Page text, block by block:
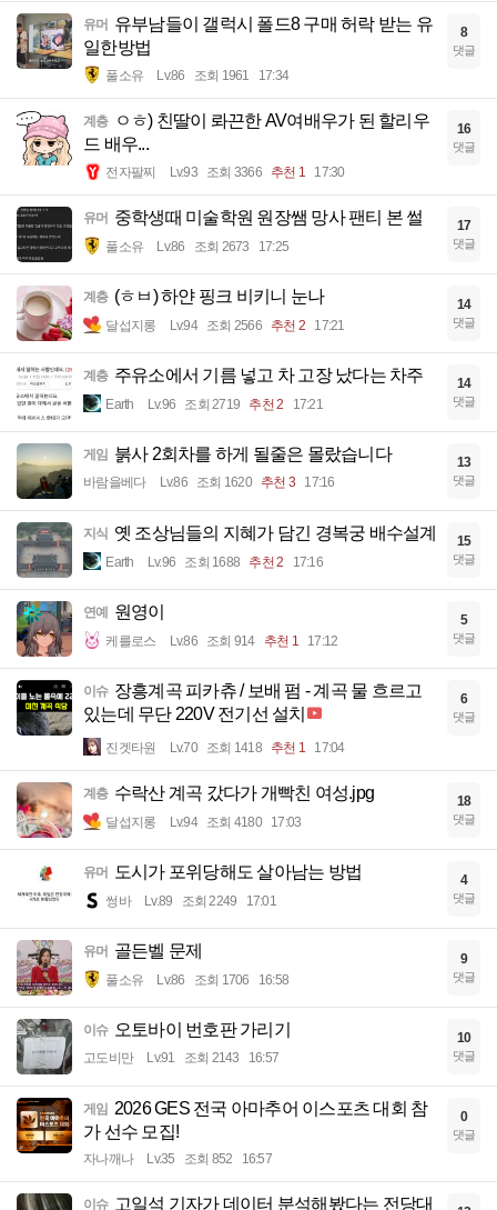
유머 유부남들이 갤럭시 폴드8 구매 허락 받는 유
일한방법
풀소유 Lv.86 조회 1961 17:34
8
댓글
계층
ㅇㅎ) 친딸이 롸끈한 AV여배우가 된 할리우
드 배우...
전자팔찌 Lv.93 조회 3366 추천 1 17:30
16
댓글
유머 중학생때 미술학원 원장쌤 망사 팬티 본 썰
풀소유 Lv.86 조회 2673 17:25
17
댓글
계층 (ㅎㅂ) 하얀 핑크 비키니 눈나
달섭지롱 Lv.94 조회 2566 추천 2 17:21
14
댓글
계층 주유소에서 기름 넣고 차 고장 났다는 차주
Earth Lv.96 조회 2719 추천 2 17:21
14
댓글
게임 붉사 2회차를 하게 될줄은 몰랐습니다
바람을베다 Lv.86 조회 1620 추천 3 17:16
13
댓글
지식 옛 조상님들의 지혜가 담긴 경복궁 배수설계
Earth Lv.96 조회 1688 추천 2 17:16
15
댓글
연예 원영이
케를로스 Lv.86 조회 914 추천 1 17:12
5
댓글
이슈 장흥계곡 피카츄 / 보배 펌 - 계곡 물 흐르고
있는데 무단 220V 전기선 설치
진겟타원 Lv.70 조회 1418 추천 1 17:04
6
댓글
계층 수락산 계곡 갔다가 개빡친 여성.jpg
달섭지롱 Lv.94 조회 4180 17:03
18
댓글
유머 도시가 포위당해도 살아남는 방법
썽바 Lv.89 조회 2249 17:01
4
댓글
유머 골든벨 문제
풀소유 Lv.86 조회 1706 16:58
9
댓글
이슈 오토바이 번호판 가리기
고도비만 Lv.91 조회 2143 16:57
10
댓글
게임
2026 GES 전국 아마추어 이스포츠 대회 참
가 선수 모집!
자나깨나 Lv.35 조회 852 16:57
0
댓글
이슈 고일석 기자가 데이터 분석해봤다는 전당대